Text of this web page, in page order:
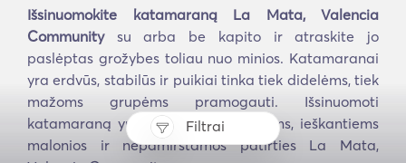
Filtrai
Išsinuomokite katamaraną La Mata, Valencia
Communitysu arba be kapito ir atraskite jo
paslėptas grožybes toliau nuo minios. Katamaranai
yra erdvūs, stabilūs ir puikiai tinka tiek didelėms, tiek
mažoms grupėms pramogauti. Išsinuomoti
katamaraną yra puikus būdas visiems, ieškantiems
malonios ir nepamirštamos patirties La Mata,